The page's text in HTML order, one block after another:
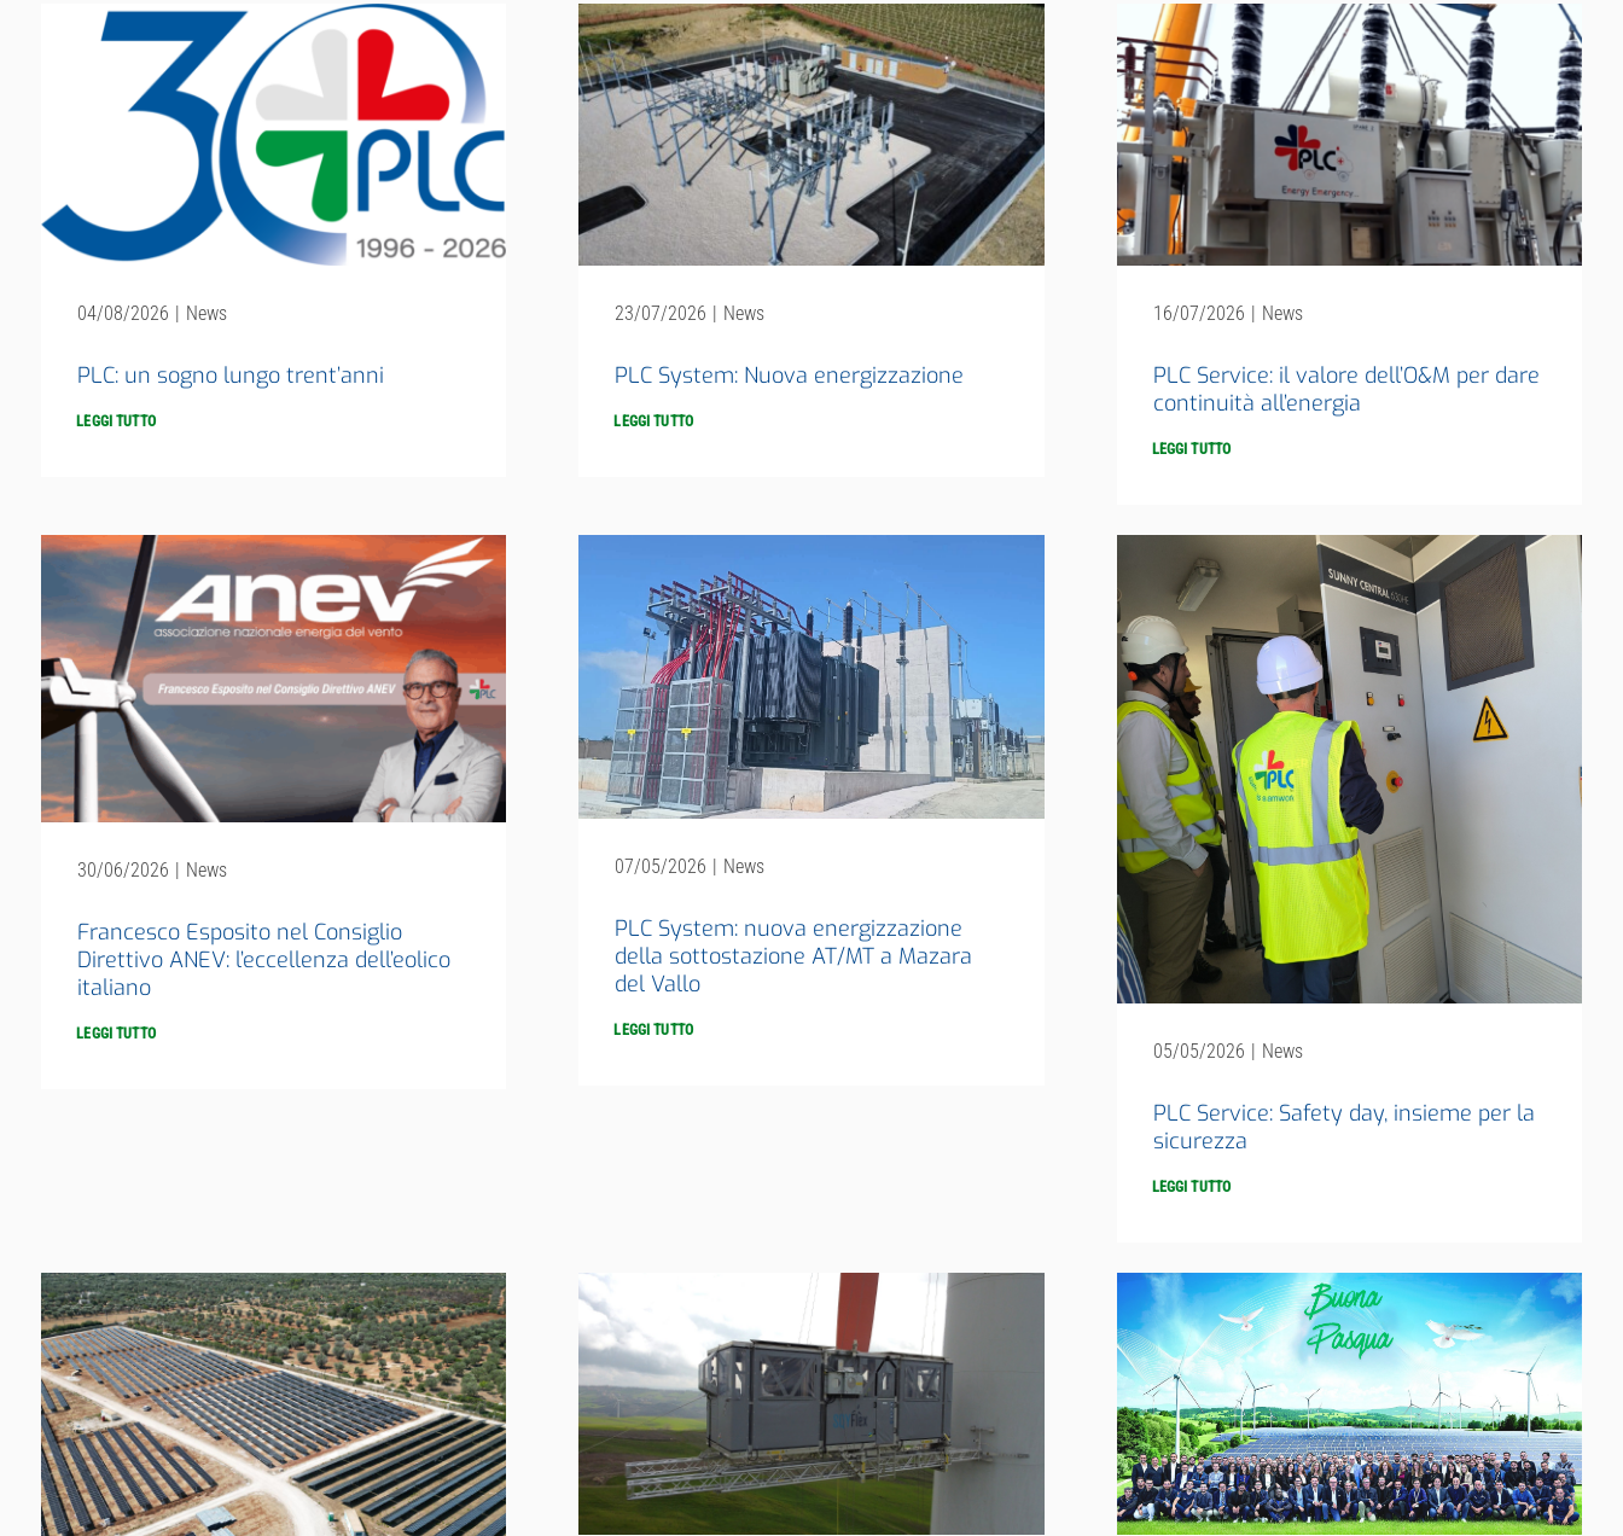
Investor Relations
Sistema interno di gestione del rischio
NEWS
Contatti04/08/2026 | News
PLC: un sogno lungo trent’anni
LEGGI TUTTO
23/07/2026 | News
PLC System: Nuova energizzazione
LEGGI TUTTO
16/07/2026 | News
PLC Service: il valore dell’O&M per dare
continuità all’energia
LEGGI TUTTO
30/06/2026 | News
Francesco Esposito nel Consiglio
Direttivo ANEV: l’eccellenza dell’eolico
italiano
LEGGI TUTTO
07/05/2026 News
PLC System: nuova energizzazione
della sottostazione AT/MT a Mazara
del Vallo
LEGGI TUTTO
05/05/2026 News
PLC Service: Safety day, insieme per la
sicurezza
LEGGI TUTTO